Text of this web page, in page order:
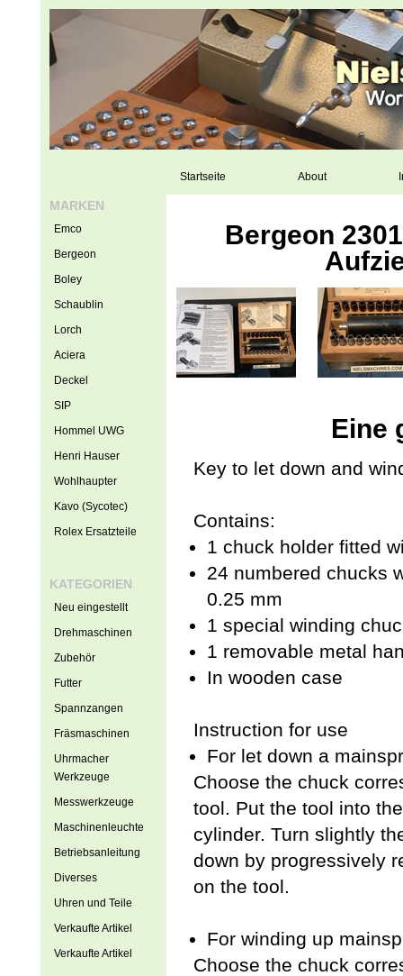
Startseite About
Bergeon
Eine
Key to let down and
Contains:
1 chuck holder fitted
24 numbered chucks
0.25 mm
1 special winding
1 removable metal
In wooden case
Instruction for use
For let down a
Choose the chuck
tool. Put the tool into
cylinder. Turn slightly
down by progressively
on the tool.
For winding up
Choose the chuck
MARKEN
Emco
Bergeon
Boley
Schaublin
Lorch
Aciera
Deckel
SIP
Hommel UWG
Henri Hauser
Wohlhaupter
Kavo (Sycotec)
Rolex Ersatzteile
KATEGORIEN
Neu eingestellt
Drehmaschinen
Zubehör
Futter
Spannzangen
Fräsmaschinen
Uhrmacher
Werkzeuge
Messwerkzeuge
Maschinenleuchte
Betriebsanleitung
Diverses
Uhren und Teile
Verkaufte Artikel
Verkaufte Artikel